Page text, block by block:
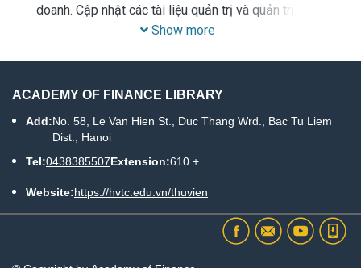
doanh. Cập nhật các tài liệu quản trị và quản trị kinh
doanh trong và ngoài nước, liên hệ với thực tiễn hoạt
Show more
ACADEMY OF FINANCE LIBRARY
Add:No. 58, Le Van Hien St., Duc Thang Wrd., Bac Tu Liem
Dist., Hanoi
Tel:0438385507Extension:610 +
Website:https://hvtc.edu.vn/thuvien